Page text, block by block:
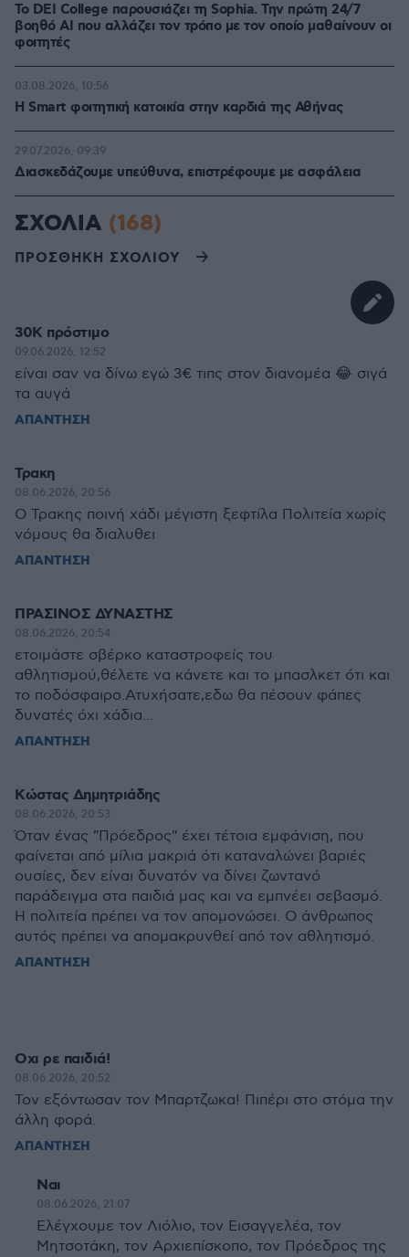
Το DEI College παρουσιάζει τη Sophia. Την πρώτη 24/7
βοηθό AI που αλλάζει τον τρόπο με τον οποίο μαθαίνουν οι
φοιτητές
Η Smart φοιτητική κατοικία στην καρδιά της Αθήνας
03.08.2026, 10:56
Διασκεδάζουμε υπεύθυνα, επιστρέφουμε με ασφάλεια
29.07.2026, 09:39
ΣΧΟΛΙΑ (168)
ΠΡΟΣΘΗΚΗ ΣΧΟΛΙΟΥ
30Κ πρόστιμο
09.06.2026, 12:52
είναι σαν να δίνω εγώ 3€ τιπς στον διανομέα 😂 σιγά
τα αυγά
ΑΠΑΝΤΗΣΗ
Τρακη
08.06.2026, 20:56
Ο Τρακης ποινή χάδι μέγιστη ξεφτίλα Πολιτεία χωρίς
νόμους θα διαλυθει
ΑΠΑΝΤΗΣΗ
ΠΡΑΣΙΝΟΣ ΔΥΝΑΣΤΗΣ
08.06.2026, 20:54
ετοιμάστε σβέρκο καταστροφείς του
αθλητισμού,θέλετε να κάνετε και το μπασλκετ ότι και
το ποδόσφαιρο.Ατυχήσατε,εδω θα πέσουν φάπες
δυνατές όχι χάδια...
ΑΠΑΝΤΗΣΗ
Κώστας Δημητριάδης
08.06.2026, 20:53
Όταν ένας "Πρόεδρος" έχει τέτοια εμφάνιση, που
φαίνεται από μίλια μακριά ότι καταναλώνει βαριές
ουσίες, δεν είναι δυνατόν να δίνει ζωντανό
παράδειγμα στα παιδιά μας και να εμπνέει σεβασμό.
Η πολιτεία πρέπει να τον απομονώσει. Ο άνθρωπος
αυτός πρέπει να απομακρυνθεί από τον αθλητισμό.
ΑΠΑΝΤΗΣΗ
Οχι ρε παιδιά!
08.06.2026, 20:52
Τον εξόντωσαν τον Μπαρτζωκα! Πιπέρι στο στόμα την
άλλη φορά.
ΑΠΑΝΤΗΣΗ
Ναι
08.06.2026, 21:07
Ελέγχουμε τον Λιόλιο, τον Εισαγγελέα, τον
Μητσοτάκη, τον Αρχιεπίσκοπο, τον Πρόεδρος της